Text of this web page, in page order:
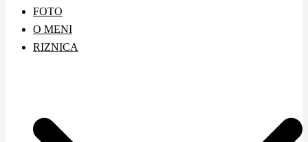
FOTO
O MENI
RIZNICA